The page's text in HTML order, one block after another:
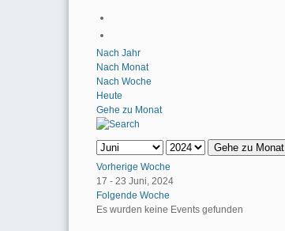
Nach Jahr
Nach Monat
Nach Woche
Heute
Gehe zu Monat
Gehe zu Monat
Vorherige Woche
17 - 23 Juni, 2024
Folgende Woche
Es wurden keine Events gefunden